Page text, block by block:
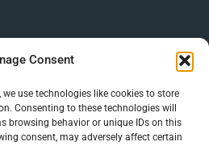
Consent
we use technologies like cookies to store
Consenting to these technologies will
browsing behavior or unique IDs on this
consent, may adversely affect certain